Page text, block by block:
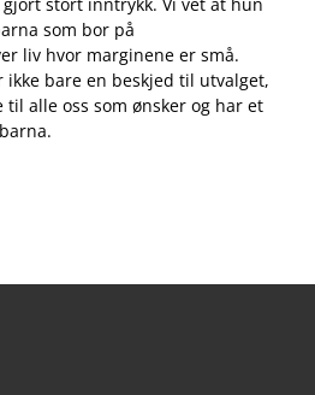
som bor på
liv hvor marginene er små.
bare en beskjed til utvalget,
alle oss som ønsker og har et